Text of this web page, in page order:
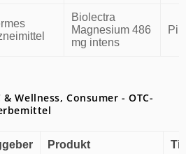
Biolectra
Magnesium 486
mg intens
& Wellness, Consumer - OTC-
Produkt